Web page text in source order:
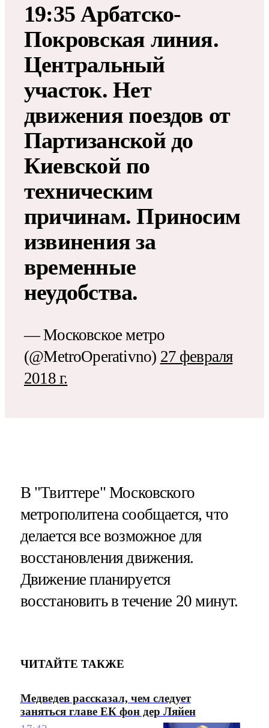
19:35 Арбатско-
Покровская линия.
Центральный
участок. Нет
движения поездов от
Партизанской до
Киевской по
техническим
причинам. Приносим
извинения за
временные
неудобства.
— Московское метро
(@MetroOperativno) 27 февраля
2018 г.
В "Твиттере" Московского
метрополитена сообщается, что
делается все возможное для
восстановления движения.
Движение планируется
восстановить в течение 20 минут.
ЧИТАЙТЕ ТАКЖЕ
Медведев рассказал, чем следует
заняться главе ЕК фон дер Ляйен